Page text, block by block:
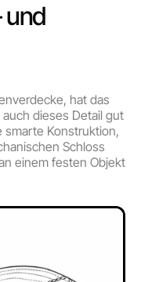
und
hat das
dieses Detail gut
Konstruktion,
Schloss
einem festen Objekt